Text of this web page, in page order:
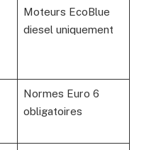
Moteurs EcoBlue
diesel uniquement
Normes Euro 6
obligatoires